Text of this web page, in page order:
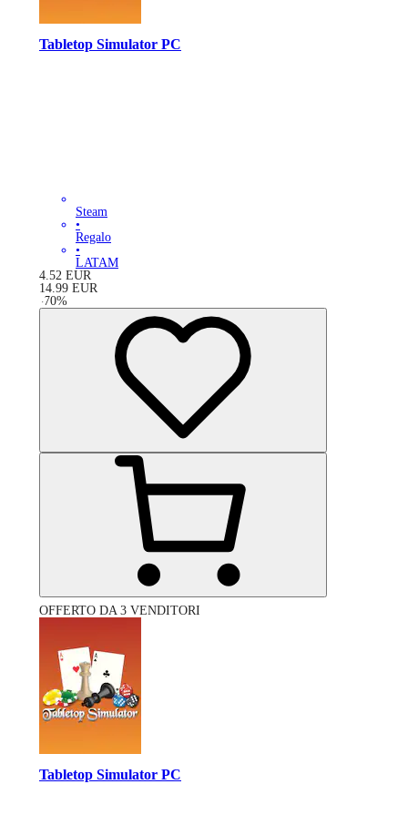
Tabletop Simulator PC
Steam
•
Regalo
•
LATAM
4.52 EUR
14.99 EUR
-70%
OFFERTO DA 3 VENDITORI
Tabletop Simulator PC